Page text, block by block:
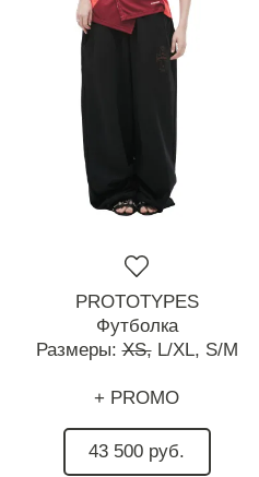
PROTOTYPES
Футболка
Размеры:XS, L/XL, S/M
+ PROMO
43 500 руб.